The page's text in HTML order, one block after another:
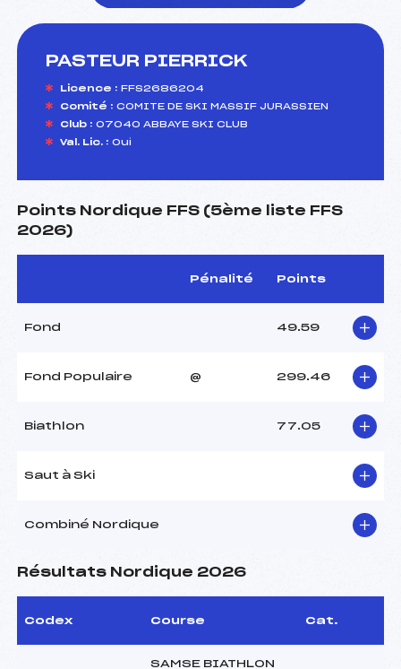
PASTEUR PIERRICK
Licence : FFS2686204
Comité : COMITE DE SKI MASSIF JURASSIEN
Club : 07040 ABBAYE SKI CLUB
Val. Lic. : Oui
Points Nordique FFS (5ème liste FFS
2026)
Pénalité Points
Fond 49.59
Fond Populaire @ 299.46
Biathlon 77.05
Saut à Ski
Combiné Nordique
Résultats Nordique 2026
Codex Course Cat.
SAMSE BIATHLON